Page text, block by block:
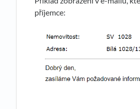
příjemce: